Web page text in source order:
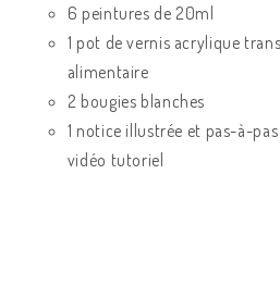
6 peintures de 20ml
1 pot de vernis acrylique
alimentaire
2 bougies blanches
1 notice illustrée et pas-à-
vidéo tutoriel